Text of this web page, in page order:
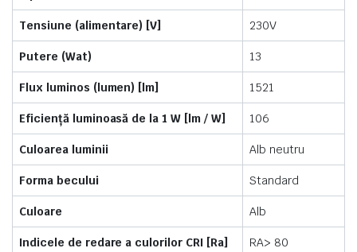
Tensiune (alimentare) [V] 230V
Putere (Wat) 13
Flux luminos (lumen) [lm] 1521
Eficiență luminoasă de la 1 W [lm / W] 106
Culoarea luminii Alb neutru
Forma becului Standard
Culoare Alb
Indicele de redare a culorilor CRI [Ra] RA> 80